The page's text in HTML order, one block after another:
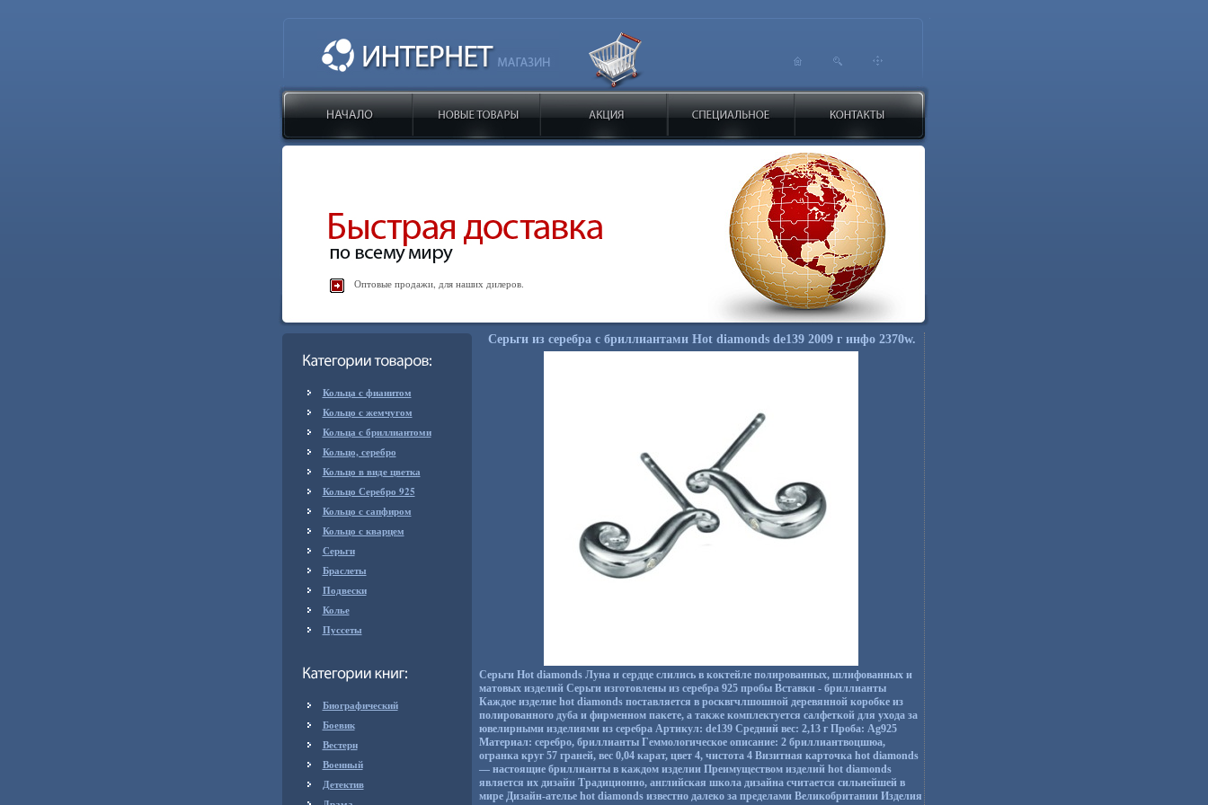
Оптовые продажи, для наших дилеров.
Кольца с фианитом
Кольцо с жемчугом
Кольца с бриллиантоми
Кольцо, серебро
Кольцо в виде цветка
Кольцо Серебро 925
Кольцо с сапфиром
Кольцо с кварцем
Серьги
Браслеты
Подвески
Колье
Пуссеты
Биографический
Боевик
Вестерн
Военный
Детектив
Серьги из серебра с бриллиантами Hot diamonds de139 2009 г инфо 2370w.
Серьги Hot diamonds Луна и сердце слились в коктейле полированных, шлифованных и
матовых изделий Серьги изготовлены из серебра 925 пробы Вставки - бриллианты
Каждое изделие hot diamonds поставляется в росквгчлшошной деревянной коробке из
полированного дуба и фирменном пакете, а также комплектуется салфеткой для ухода за
ювелирными изделиями из серебра Артикул: de139 Средний вес: 2,13 г Проба: Ag925
Материал: серебро, бриллианты Гeммологическое описание: 2 бриллиантвоцшюа,
огранка круг 57 граней, вес 0,04 карат, цвет 4, чистота 4 Визитная карточка hot diamonds
— настоящие бриллианты в каждом изделии Преимуществом изделий hot diamonds
является их дизайн Традиционно, английская школа дизайна считается сильнейшей в
мире Дизайн-ателье hot diamonds известно далеко за пределами Великобритании Изделия